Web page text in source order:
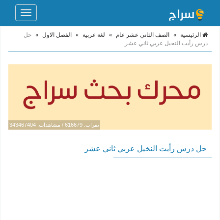
Toggle
الرئيسية » الصف الثاني عشر عام » لغة عربية » الفصل الاول » حل
درس رأيت النخيل عربي ثاني عشر
نقرات: 616679 / مشاهدات: 343467404
حل درس رأيت النخيل عربي ثاني عشر